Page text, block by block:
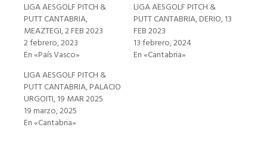
LIGA AESGOLF PITCH &
PUTT CANTABRIA,
MEAZTEGI, 2 FEB 2023
2 febrero, 2023
En «País Vasco»
LIGA AESGOLF PITCH &
PUTT CANTABRIA, DERIO, 13
FEB 2023
13 febrero, 2024
En «Cantabria»
LIGA AESGOLF PITCH &
PUTT CANTABRIA, PALACIO
URGOITI, 19 MAR 2025
19 marzo, 2025
En «Cantabria»